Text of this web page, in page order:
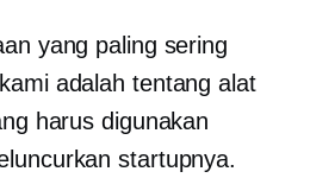
yang paling sering
adalah tentang alat
harus digunakan
startupnya.